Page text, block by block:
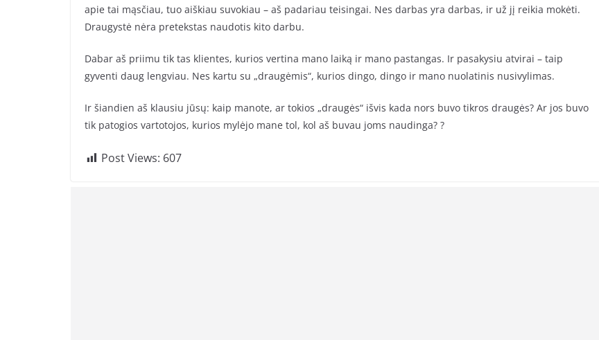
apie tai mąsčiau, tuo aiškiau suvokiau – aš padariau teisingai. Nes darbas yra darbas, ir už jį reikia mokėti.
Draugystė nėra pretekstas naudotis kito darbu.
Dabar aš priimu tik tas klientes, kurios vertina mano laiką ir mano pastangas. Ir pasakysiu atvirai – taip
gyventi daug lengviau. Nes kartu su „draugėmis“, kurios dingo, dingo ir mano nuolatinis nusivylimas.
Ir šiandien aš klausiu jūsų: kaip manote, ar tokios „draugės“ išvis kada nors buvo tikros draugės? Ar jos buvo
tik patogios vartotojos, kurios mylėjo mane tol, kol aš buvau joms naudinga? ?
Post Views: 607